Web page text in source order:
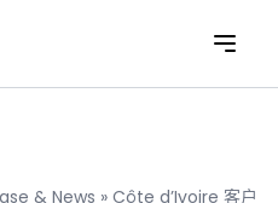
& News » Côte d’Ivoire 客户